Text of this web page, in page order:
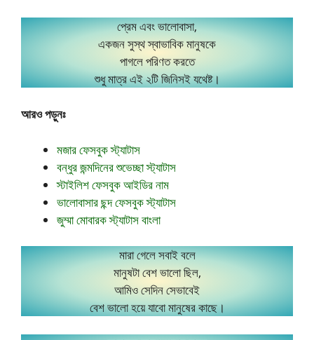
প্রেম এবং ভালোবাসা,
একজন সুস্থ স্বাভাবিক মানুষকে
পাগলে পরিণত করতে
শুধু মাত্র এই ২টি জিনিসই যথেষ্ট।
আরও পড়ুনঃ
মজার ফেসবুক স্ট্যাটাস
বন্ধুর জন্মদিনের শুভেচ্ছা স্ট্যাটাস
স্টাইলিশ ফেসবুক আইডির নাম
ভালোবাসার ছন্দ ফেসবুক স্ট্যাটাস
জুম্মা মোবারক স্ট্যাটাস বাংলা
মারা গেলে সবাই বলে
মানুষটা বেশ ভালো ছিল,
আমিও সেদিন সেভাবেই
বেশ ভালো হয়ে যাবো মানুষের কাছে।